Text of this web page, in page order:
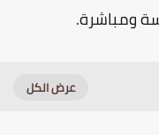
ومباشرة.